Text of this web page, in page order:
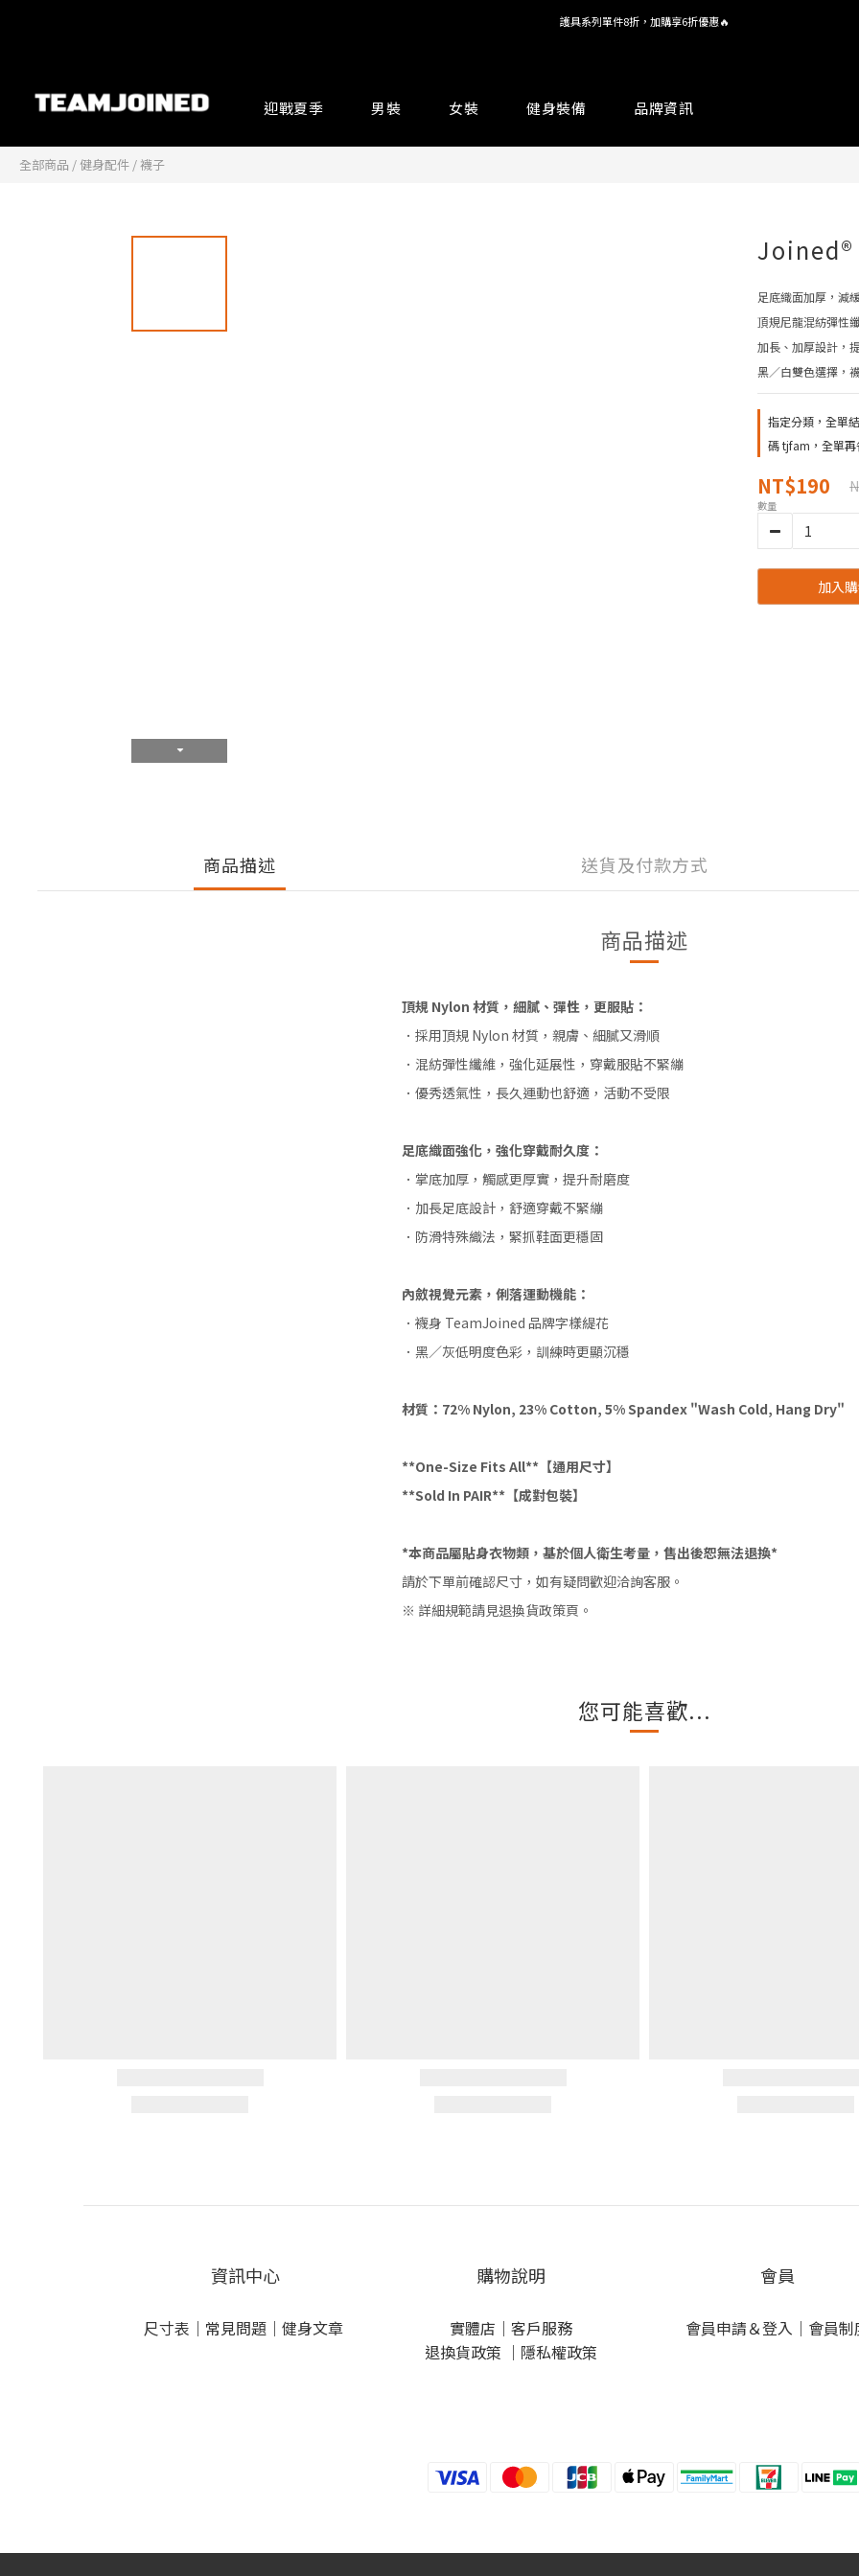
全館 $1,380 即享免運
護具系列單件8折，加購享6折優惠🔥
迎戰夏季 男裝 女裝 健身裝備 品牌資訊
全部商品 /健身配件 /襪子
Joined®
足底織面加厚，減
頂規尼龍混紡彈性
加長、加厚設計，
黑／白雙色選擇，
指定分類，全單
碼 tjfam，全單再
NT$190
數量
加入
商品描述 送貨及付款方式
商品描述
頂規 Nylon 材質，細膩、彈性，更服貼：
．採用頂規 Nylon 材質，親膚、細膩又滑順
．混紡彈性纖維，強化延展性，穿戴服貼不緊繃
．優秀透氣性，長久運動也舒適，活動不受限
足底織面強化，強化穿戴耐久度：
．掌底加厚，觸感更厚實，提升耐磨度
．加長足底設計，舒適穿戴不緊繃
．防滑特殊織法，緊抓鞋面更穩固
內斂視覺元素，俐落運動機能：
．襪身 TeamJoined 品牌字樣緹花
．黑／灰低明度色彩，訓練時更顯沉穩
材質：72% Nylon, 23% Cotton, 5% Spandex "Wash Cold, Hang Dry"
**One-Size Fits All**【通用尺寸】
**Sold In PAIR**【成對包裝】
*本商品屬貼身衣物類，基於個人衛生考量，售出後恕無法退換*
請於下單前確認尺寸，如有疑問歡迎洽詢客服。
※ 詳細規範請見退換貨政策頁。
您可能喜歡...
資訊中心
尺寸表 ｜ 常見問題｜ 健身文章
購物說明
實體店 ｜客戶服務
退換貨政策 ｜ 隱私權政策
會員
會員申請＆登入 ｜ 會員制